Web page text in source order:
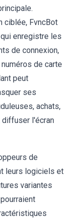
ciblée, FvncBot
qui enregistre les
de connexion,
de carte
peut
ses
achats,
diffuser l'écran
de
leurs logiciels et
variantes